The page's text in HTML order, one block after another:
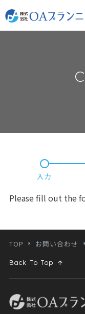
to
content
入力
Please fill out the
TOP お問い合わせ
Back To Top